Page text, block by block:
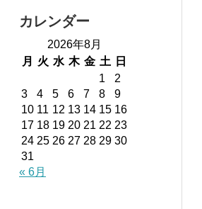
カレンダー
2026年8月
月
火 水 木 金 土
日
1
2
3
4 5 6 7 8
9
10 11 12 13 14 15 16
17 18 19 20 21 22 23
24 25 26 27 28 29 30
31
« 6月